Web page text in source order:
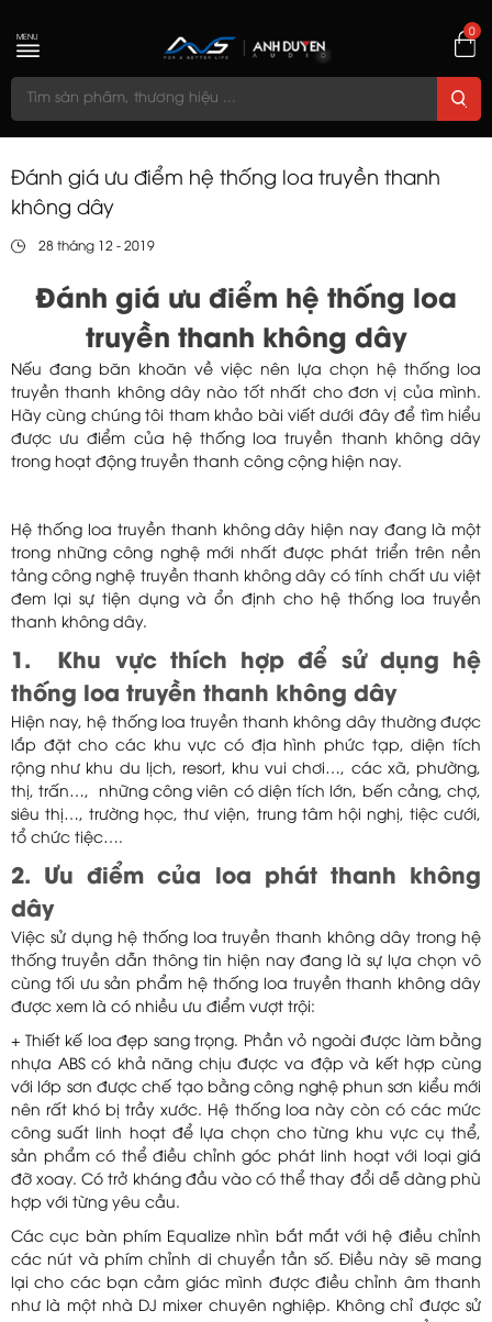
0
MENU
Đánh giá ưu điểm hệ thống loa truyền thanh
không dây
28 tháng 12 - 2019
Đánh giá ưu điểm hệ thống loa
truyền thanh không dây
Nếu đang băn khoăn về việc nên lựa chọn hệ thống loa
truyền thanh không dây nào tốt nhất cho đơn vị của mình.
Hãy cùng chúng tôi tham khảo bài viết dưới đây để tìm hiểu
được ưu điểm của hệ thống loa truyền thanh không dây
trong hoạt động truyền thanh công cộng hiện nay.
Hệ thống loa truyền thanh không dây hiện nay đang là một
trong những công nghệ mới nhất được phát triển trên nền
tảng công nghệ truyền thanh không dây có tính chất ưu việt
đem lại sự tiện dụng và ổn định cho hệ thống loa truyền
thanh không dây.
1. Khu vực thích hợp để sử dụng hệ
thống loa truyền thanh không dây
Hiện nay, hệ thống loa truyền thanh không dây thường được
lắp đặt cho các khu vực có địa hình phức tạp, diện tích
rộng như khu du lịch, resort, khu vui chơi…, các xã, phường,
thị, trấn…, những công viên có diện tích lớn, bến cảng, chợ,
siêu thị…, trường học, thư viện, trung tâm hội nghị, tiệc cưới,
tổ chức tiệc….
2. Ưu điểm của loa phát thanh không
dây
Việc sử dụng hệ thống loa truyền thanh không dây trong hệ
thống truyền dẫn thông tin hiện nay đang là sự lựa chọn vô
cùng tối ưu sản phẩm hệ thống loa truyền thanh không dây
được xem là có nhiều ưu điểm vượt trội:
+ Thiết kế loa đẹp sang trọng. Phần vỏ ngoài được làm bằng
nhựa ABS có khả năng chịu được va đập và kết hợp cùng
với lớp sơn được chế tạo bằng công nghệ phun sơn kiểu mới
nên rất khó bị trầy xước. Hệ thống loa này còn có các mức
công suất linh hoạt để lựa chọn cho từng khu vực cụ thể,
sản phẩm có thể điều chỉnh góc phát linh hoạt với loại giá
đỡ xoay. Có trở kháng đầu vào có thể thay đổi dễ dàng phù
hợp với từng yêu cầu.
Các cục bàn phím Equalize nhìn bắt mắt với hệ điều chỉnh
các nút và phím chỉnh di chuyển tần số. Điều này sẽ mang
lại cho các bạn cảm giác mình được điều chỉnh âm thanh
như là một nhà DJ mixer chuyên nghiệp. Không chỉ được sử